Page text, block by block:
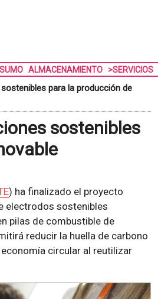
ALMACENAMIENTO >SERVICIOS
para la producción de
sostenibles
) ha finalizado el proyecto
electrodos sostenibles
pilas de combustible de
reducir la huella de carbono
circular al reutilizar